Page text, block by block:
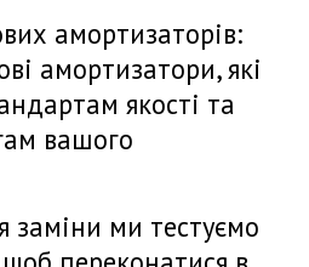
амортизаторів:
амортизатори, які
якості та
вашого
заміни ми тестуємо